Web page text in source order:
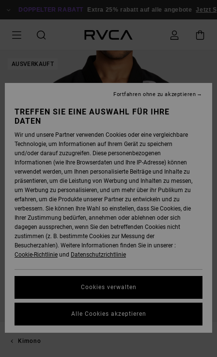
ZUR
DOPPELTER RABATT Extra 25% rabatt auf alle angebote Jetzt
AUSVERKAUFT
Kimono
TREFFEN SIE EINE AUSWAHL FÜR IHRE
DATEN
Wir und unsere Partner verwenden Cookies oder eine vergleichbare
Technologie, um Informationen auf Ihrem Gerät zu speichern
und/oder darauf zuzugreifen. Diese personenbezogenen
Informationen (wie Ihre Browserdaten und Ihre IP-Adresse) können
verwendet werden, um Ihnen personalisierte Beiträge und Inhalte zu
präsentieren, um die Leistung von Werbung und Inhalten zu messen,
um Werbung zu personalisieren, und um mehr über ihr Publikum zu
erfahren, um die Produkte unserer Partner zu entwickeln und zu
verbessern. Sie können Ihre Wahl so einstellen, dass Sie Cookies, die
Ihrer Zustimmung bedürfen, annehmen oder ablehnen oder sich
dagegen aussprechen, wenn Sie den betreffenden Cookies nicht
zustimmen (z. B. bestimmte Cookies zur Messung der
Besucherzahlen). Weitere Informationen finden Sie in unserer :
Cookie-Richtlinie und Datenschutzrichtlinie
Cookies verwalten
Fortfahren ohne zu akzeptieren
Alle Cookies akzeptieren